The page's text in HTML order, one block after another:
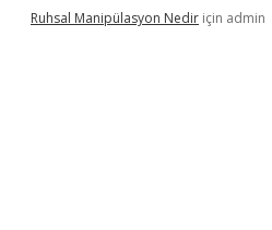
Ruhsal Manipülasyon Nedir için admin